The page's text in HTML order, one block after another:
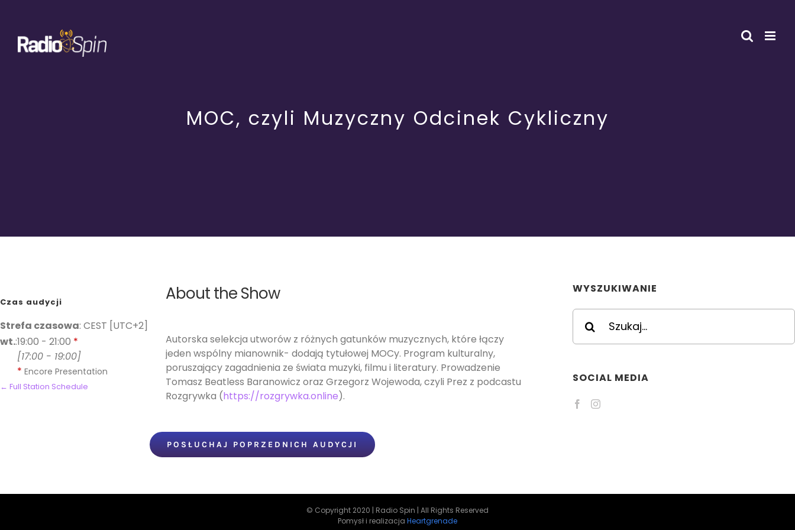
zawartości
MOC, czyli Muzyczny Odcinek Cykliczny
Czas audycji
Strefa czasowa: CEST [UTC+2]
wt.:19:00 - 21:00 *
[17:00 - 19:00]
* Encore Presentation
← Full Station Schedule
About the Show
Autorska selekcja utworów z różnych gatunków muzycznych, które łączy
jeden wspólny mianownik- dodają tytułowej MOCy. Program kulturalny,
poruszający zagadnienia ze świata muzyki, filmu i literatury. Prowadzenie
Tomasz Beatless Baranowicz oraz Grzegorz Wojewoda, czyli Prez z podcastu
Rozgrywka (https://rozgrywka.online).
POSŁUCHAJ POPRZEDNICH AUDYCJI
WYSZUKIWANIE
Szukaj
SOCIAL MEDIA
© Copyright 2020 | Radio Spin | All Rights Reserved
Pomysł i realizacja Heartgrenade